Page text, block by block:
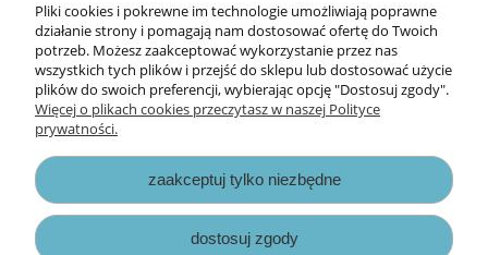
Informacje
Opłaty i koszty dostawy
Zapisy prawne
Pliki cookies i pokrewne im technologie umożliwiają poprawne
działanie strony i pomagają nam dostosować ofertę do Twoich
potrzeb. Możesz zaakceptować wykorzystanie przez nas
wszystkich tych plików i przejść do sklepu lub dostosować użycie
plików do swoich preferencji, wybierając opcję "Dostosuj zgody".
Więcej o plikach cookies przeczytasz w naszej Polityce
prywatności.
zaakceptuj tylko niezbędne
dostosuj zgody